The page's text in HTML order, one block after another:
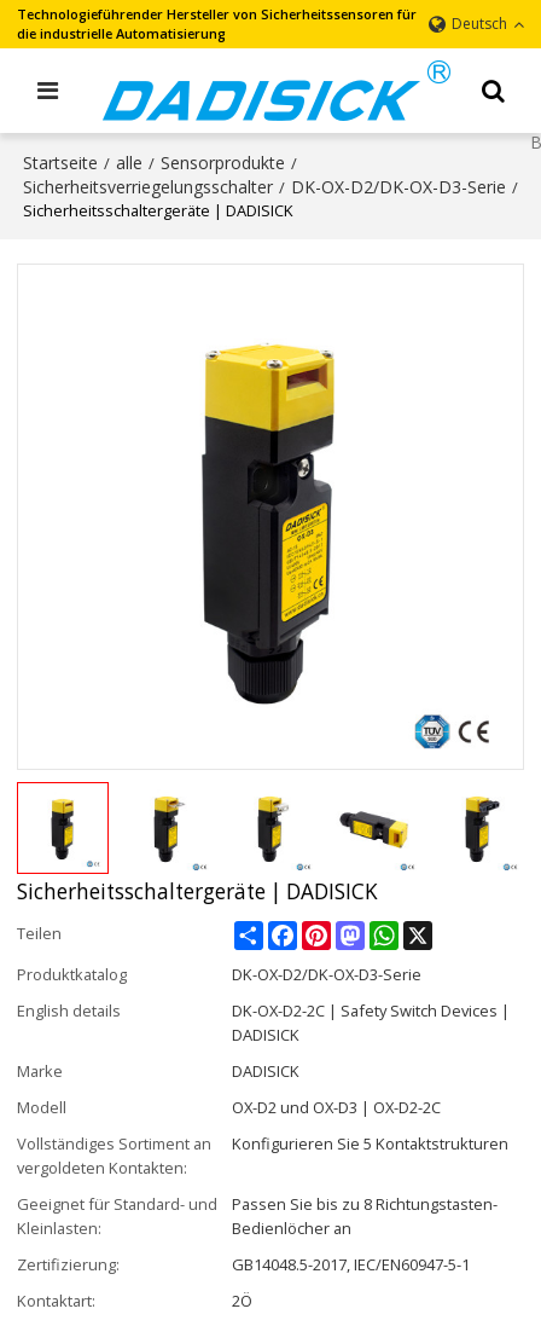
Technologieführender Hersteller von Sicherheitssensoren für
die industrielle Automatisierung
Deutsch
Startseite / alle / Sensorprodukte /
Sicherheitsverriegelungsschalter / DK-OX-D2/DK-OX-D3-Serie /
Sicherheitsschaltergeräte | DADISICK
Sicherheitsschaltergeräte | DADISICK
Teilen ShareFacebookPinterestMastodonWhatsApp
Produktkatalog
DK-OX-D2/DK-OX-D3-Serie
English details
DK-OX-D2-2C | Safety Switch Devices |
DADISICK
Marke
DADISICK
Modell
OX-D2 und OX-D3 | OX-D2-2C
Vollständiges Sortiment an
vergoldeten Kontakten:
Konfigurieren Sie 5 Kontaktstrukturen
Geeignet für Standard- und
Kleinlasten:
Passen Sie bis zu 8 Richtungstasten-
Bedienlöcher an
Zertifizierung:
GB14048.5-2017, IEC/EN60947-5-1
Kontaktart:
2Ö